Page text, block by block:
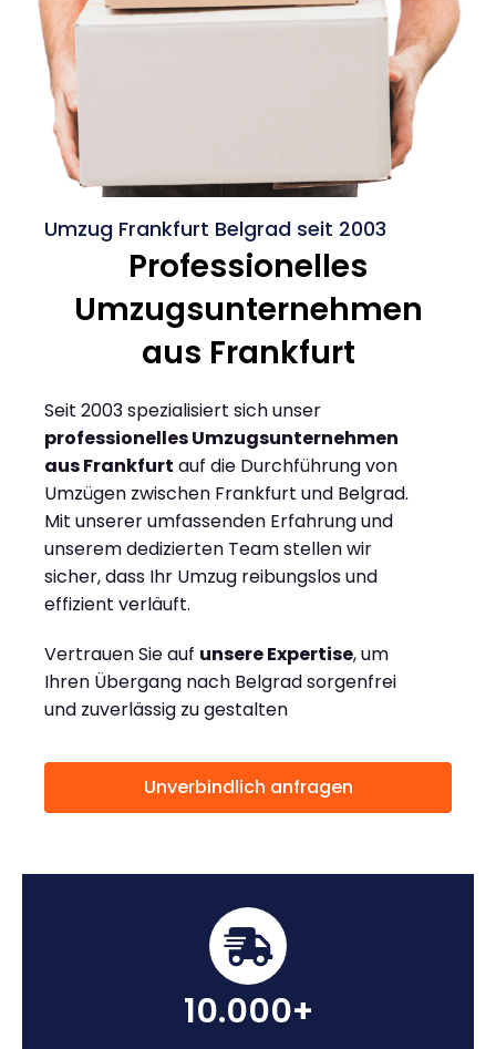
Umzug Frankfurt Belgrad seit 2003
Professionelles
Umzugsunternehmen
aus Frankfurt
Seit 2003 spezialisiert sich unser
professionelles Umzugsunternehmen
aus Frankfurt auf die Durchführung von
Umzügen zwischen Frankfurt und Belgrad.
Mit unserer umfassenden Erfahrung und
unserem dedizierten Team stellen wir
sicher, dass Ihr Umzug reibungslos und
effizient verläuft.
Vertrauen Sie auf unsere Expertise, um
Ihren Übergang nach Belgrad sorgenfrei
und zuverlässig zu gestalten
Unverbindlich anfragen
10.000+